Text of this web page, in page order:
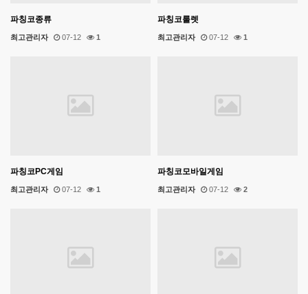
파칭코종류
최고관리자 07-12 1
파칭코룰렛
최고관리자 07-12 1
파칭코PC게임
최고관리자 07-12 1
파칭코모바일게임
최고관리자 07-12 2